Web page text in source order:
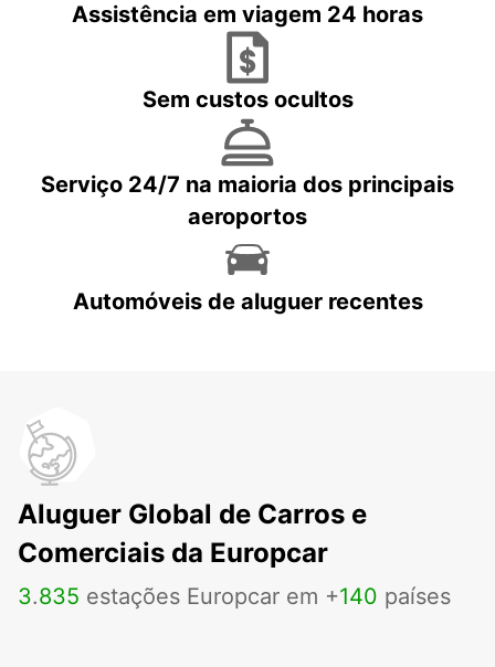
Assistência em viagem 24 horas
Sem custos ocultos
Serviço 24/7 na maioria dos principais
aeroportos
Automóveis de aluguer recentes
Aluguer Global de Carros e
Comerciais da Europcar
3.835 estações Europcar em +140 países